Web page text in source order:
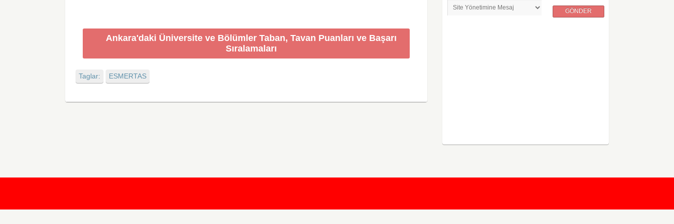
Ankara'daki Üniversite ve Bölümler Taban, Tavan Puanları ve Başarı
Sıralamaları
Taglar: ESMERTAS
GÖNDER